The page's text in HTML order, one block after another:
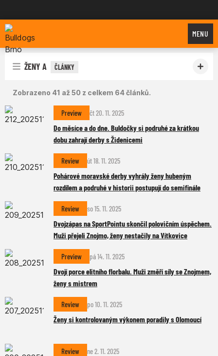
Bulldogs Brno
MENU
ŽENY A ČLÁNKY
Zobrazeno 41 až 50 z celkem 64 článků.
Preview čt 20. 11. 2025
Do měsíce a do dne. Buldočky si podruhé za krátkou
dobu zahrají derby s Židenicemi
Review út 18. 11. 2025
Pohárové moravské derby vyhrály ženy hubeným
rozdílem a podruhé v historii postupují do semifinále
Review so 15. 11. 2025
Dvojzápas na SportPointu skončil polovičním úspěchem.
Muži přejeli Znojmo, ženy nestačily na Vítkovice
Preview pá 14. 11. 2025
Dvojí porce elitního florbalu. Muži změří síly se Znojmem,
ženy s mistrem
Review po 10. 11. 2025
Ženy si kontrolovaným výkonem poradily s Olomoucí
Review ne 2. 11. 2025